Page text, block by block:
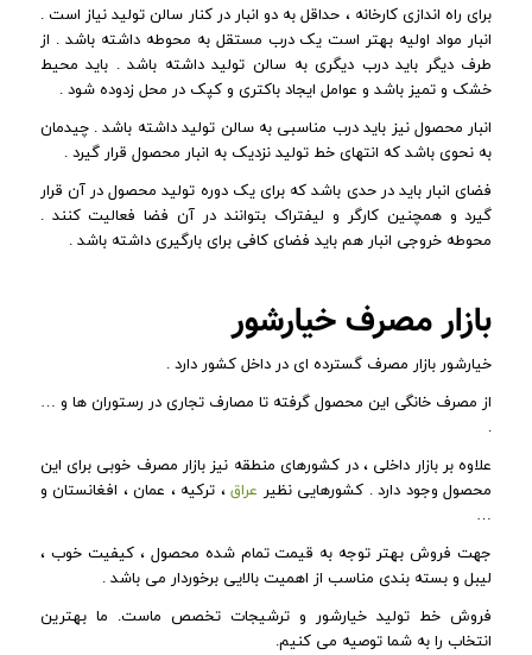
برای راه اندازی کارخانه ، حداقل به دو انبار در کنار سالن تولید نیاز است .
انبار مواد اولیه بهتر است یک درب مستقل به محوطه داشته باشد . از
طرف دیگر باید درب دیگری به سالن تولید داشته باشد . باید محیط
خشک و تمیز باشد و عوامل ایجاد باکتری و کپک در محل زدوده شود .
انبار محصول نیز باید درب مناسبی به سالن تولید داشته باشد . چیدمان
به نحوی باشد که انتهای خط تولید نزدیک به انبار محصول قرار گیرد .
فضای انبار باید در حدی باشد که برای یک دوره تولید محصول در آن قرار
گیرد و همچنین کارگر و لیفتراک بتوانند در آن فضا فعالیت کنند .
محوطه خروجی انبار هم باید فضای کافی برای بارگیری داشته باشد .
بازار مصرف خیارشور
خیارشور بازار مصرف گسترده ای در داخل کشور دارد .
از مصرف خانگی این محصول گرفته تا مصارف تجاری در رستوران ها و …
.
علاوه بر بازار داخلی ، در کشورهای منطقه نیز بازار مصرف خوبی برای این
محصول وجود دارد . کشورهایی نظیر عراق، ترکیه ، عمان ، افغانستان و
…
جهت فروش بهتر توجه به قیمت تمام شده محصول ، کیفیت خوب ،
لیبل و بسته بندی مناسب از اهمیت بالایی برخوردار می باشد .
فروش خط تولید خیارشور و ترشیجات تخصص ماست. ما بهترین
انتخاب را به شما توصیه می کنیم.